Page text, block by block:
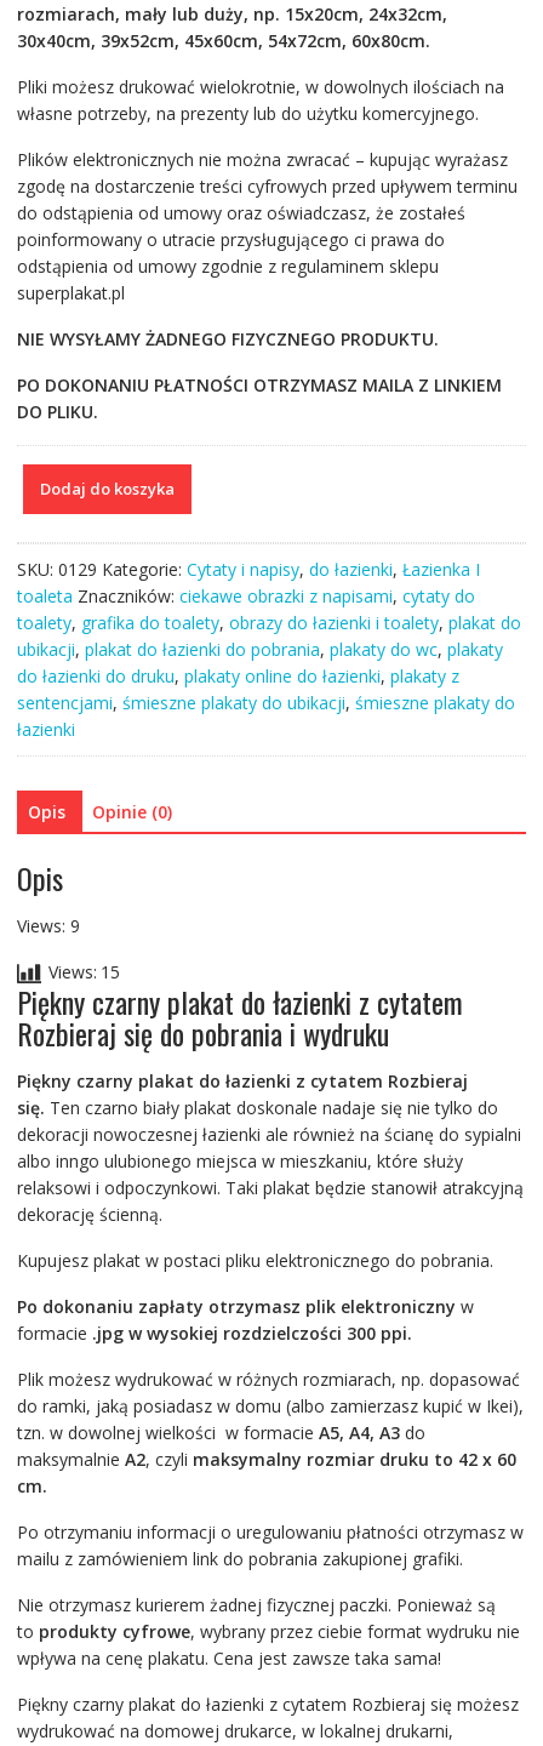
rozmiarach, mały lub duży, np. 15x20cm, 24x32cm,
30x40cm, 39x52cm, 45x60cm, 54x72cm, 60x80cm.
Pliki możesz drukować wielokrotnie, w dowolnych ilościach na
własne potrzeby, na prezenty lub do użytku komercyjnego.
Plików elektronicznych nie można zwracać – kupując wyrażasz
zgodę na dostarczenie treści cyfrowych przed upływem terminu
do odstąpienia od umowy oraz oświadczasz, że zostałeś
poinformowany o utracie przysługującego ci prawa do
odstąpienia od umowy zgodnie z regulaminem sklepu
superplakat.pl
NIE WYSYŁAMY ŻADNEGO FIZYCZNEGO PRODUKTU.
PO DOKONANIU PŁATNOŚCI OTRZYMASZ MAILA Z LINKIEM
DO PLIKU.
ilość
Piękny
czarny
plakat
do
łazienki
z
cytatem
Rozbieraj
się
Dodaj do koszyka
SKU: 0129 Kategorie: Cytaty i napisy, do łazienki, Łazienka I
toaleta Znaczników: ciekawe obrazki z napisami, cytaty do
toalety, grafika do toalety, obrazy do łazienki i toalety, plakat do
ubikacji, plakat do łazienki do pobrania, plakaty do wc, plakaty
do łazienki do druku, plakaty online do łazienki, plakaty z
sentencjami, śmieszne plakaty do ubikacji, śmieszne plakaty do
łazienki
Opis Opinie (0)
Opis
Views: 9
Views: 15
Piękny czarny plakat do łazienki z cytatem
Rozbieraj się do pobrania i wydruku
Piękny czarny plakat do łazienki z cytatem Rozbieraj
się. Ten czarno biały plakat doskonale nadaje się nie tylko do
dekoracji nowoczesnej łazienki ale również na ścianę do sypialni
albo inngo ulubionego miejsca w mieszkaniu, które służy
relaksowi i odpoczynkowi. Taki plakat będzie stanowił atrakcyjną
dekorację ścienną.
Kupujesz plakat w postaci pliku elektronicznego do pobrania.
Po dokonaniu zapłaty otrzymasz plik elektroniczny w
formacie .jpg w wysokiej rozdzielczości 300 ppi.
Plik możesz wydrukować w różnych rozmiarach, np. dopasować
do ramki, jaką posiadasz w domu (albo zamierzasz kupić w Ikei),
tzn. w dowolnej wielkości w formacie A5, A4, A3 do
maksymalnie A2, czyli maksymalny rozmiar druku to 42 x 60
cm.
Po otrzymaniu informacji o uregulowaniu płatności otrzymasz w
mailu z zamówieniem link do pobrania zakupionej grafiki.
Nie otrzymasz kurierem żadnej fizycznej paczki. Ponieważ są
to produkty cyfrowe, wybrany przez ciebie format wydruku nie
wpływa na cenę plakatu. Cena jest zawsze taka sama!
Piękny czarny plakat do łazienki z cytatem Rozbieraj się możesz
wydrukować na domowej drukarce, w lokalnej drukarni,